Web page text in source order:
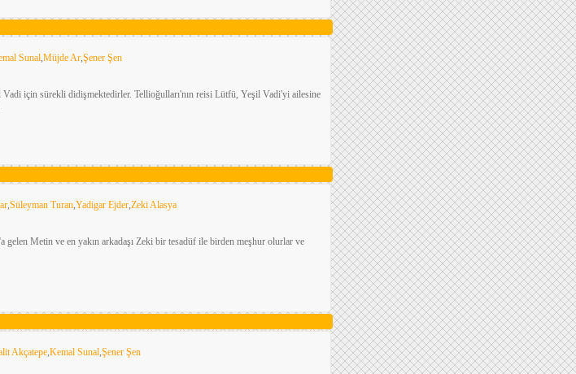
Sunal,Müjde Ar,Şener Şen
Vadi için sürekli didişmektedirler. Tellioğulları'nın reisi Lütfü, Yeşil Vadi'yi ailesine
,Süleyman Turan,Yadigar Ejder,Zeki Alasya
Metin ve en yakın arkadaşı Zeki bir tesadüf ile birden meşhur olurlar ve
Akçatepe,Kemal Sunal,Şener Şen